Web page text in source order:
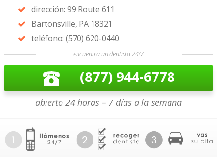
dirección: 99 Route 611
Bartonsville, PA 18321
teléfono: (570) 620-0440
encuentra un dentista 24/7
(877) 944-6778
abierto 24 horas – 7 días a la semana